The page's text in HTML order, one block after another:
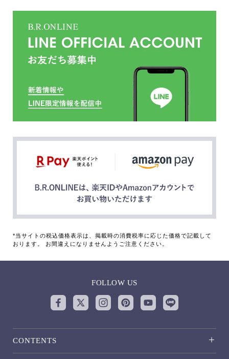
*当サイトの税込価格表示は、掲載時の消費税率に応じた価格で記載して
おります。 お間違えになりませんようご注意ください。
FOLLOW US
CONTENTS